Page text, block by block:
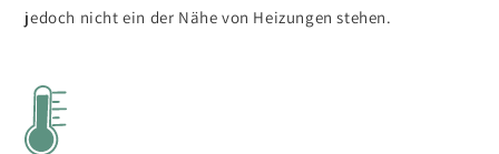
jedoch nicht ein der Nähe von Heizungen stehen.